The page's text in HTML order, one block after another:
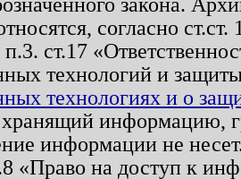
согласно
ст.17
технологий и
технологиях и о
информацию,
информации не
«Право на доступ к